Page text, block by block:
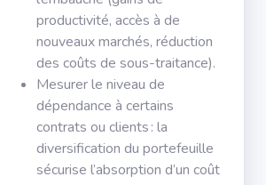
productivité, accès à de
nouveaux marchés, réduction
des coûts de sous-traitance).
Mesurer le niveau de
dépendance à certains
contrats ou clients : la
diversification du portefeuille
sécurise l’absorption d’un coût